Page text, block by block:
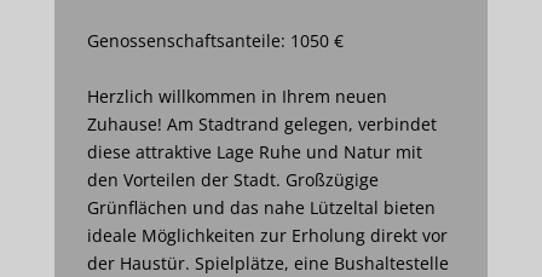
Genossenschaftsanteile: 1050 €
Herzlich willkommen in Ihrem neuen
Zuhause! Am Stadtrand gelegen, verbindet
diese attraktive Lage Ruhe und Natur mit
den Vorteilen der Stadt. Großzügige
Grünflächen und das nahe Lützeltal bieten
ideale Möglichkeiten zur Erholung direkt vor
der Haustür. Spielplätze, eine Bushaltestelle